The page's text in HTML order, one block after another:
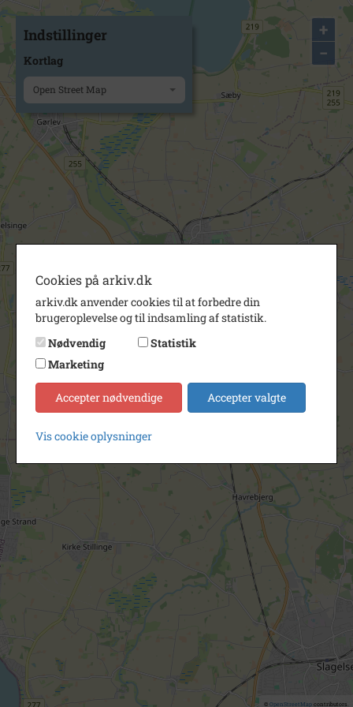
+
−
© OpenStreetMapcontributors.
Indstillinger
Kortlag
Open Street Map
Cookies på arkiv.dk
arkiv.dk anvender cookies til at forbedre din
brugeroplevelse og til indsamling af statistik.
Nødvendig
Statistik
Marketing
Accepter nødvendige Accepter valgte
Vis cookie oplysninger